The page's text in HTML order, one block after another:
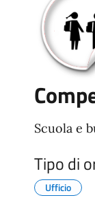
Scuola e
Tipo di
Ufficio